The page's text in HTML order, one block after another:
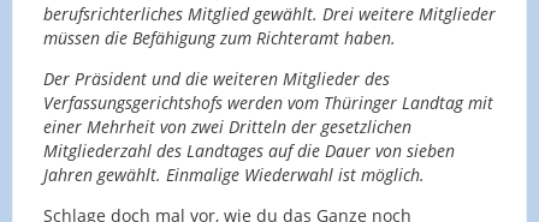
berufsrichterliches Mitglied gewählt. Drei weitere Mitglieder
müssen die Befähigung zum Richteramt haben.
Der Präsident und die weiteren Mitglieder des
Verfassungsgerichtshofs werden vom Thüringer Landtag mit
einer Mehrheit von zwei Dritteln der gesetzlichen
Mitgliederzahl des Landtages auf die Dauer von sieben
Jahren gewählt. Einmalige Wiederwahl ist möglich.
Schlage doch mal vor, wie du das Ganze noch